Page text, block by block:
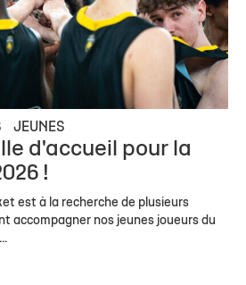
JEUNES
d'accueil pour la
!
est à la recherche de plusieurs
accompagner nos jeunes joueurs du